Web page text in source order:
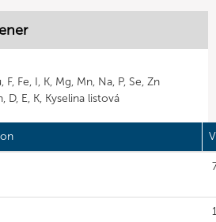
Fe, I, K, Mg, Mn, Na, P, Se, Zn
D, E, K, Kyselina listová